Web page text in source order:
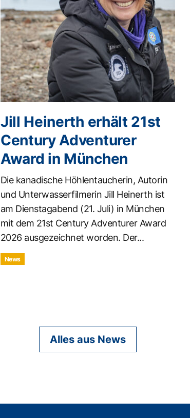
Jill Heinerth erhält 21st
Century Adventurer
Award in München
Die kanadische Höhlentaucherin, Autorin
und Unterwasserfilmerin Jill Heinerth ist
am Dienstagabend (21. Juli) in München
mit dem 21st Century Adventurer Award
2026 ausgezeichnet worden. Der...
News
Alles aus News